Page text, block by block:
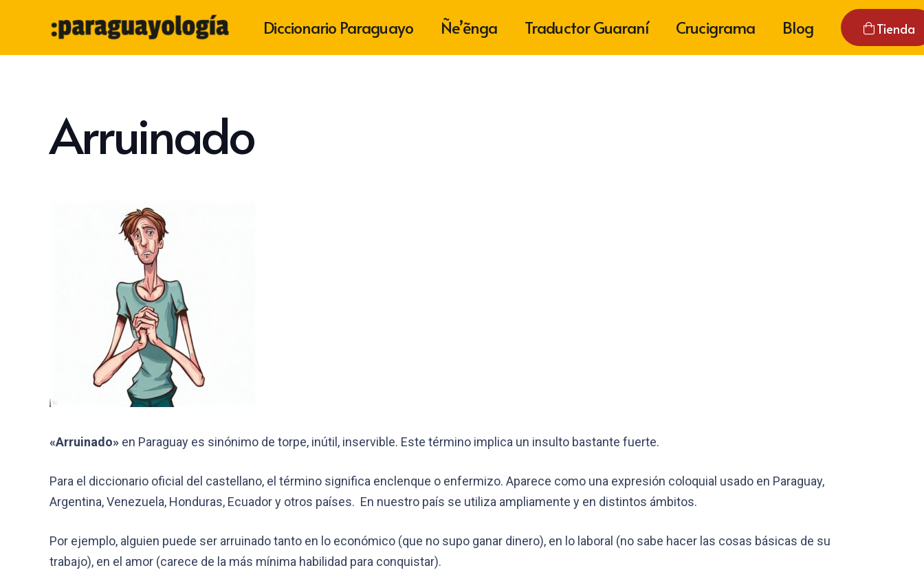
Diccionario Paraguayo Ñe’ẽnga Traductor Guaraní Crucigrama Blog Tienda
Arruinado
«Arruinado» en Paraguay es sinónimo de torpe, inútil, inservible. Este término implica un insulto bastante fuerte.
Para el diccionario oficial del castellano, el término significa enclenque o enfermizo. Aparece como una expresión coloquial usado en Paraguay,
Argentina, Venezuela, Honduras, Ecuador y otros países. En nuestro país se utiliza ampliamente y en distintos ámbitos.
Por ejemplo, alguien puede ser arruinado tanto en lo económico (que no supo ganar dinero), en lo laboral (no sabe hacer las cosas básicas de su
trabajo), en el amor (carece de la más mínima habilidad para conquistar).